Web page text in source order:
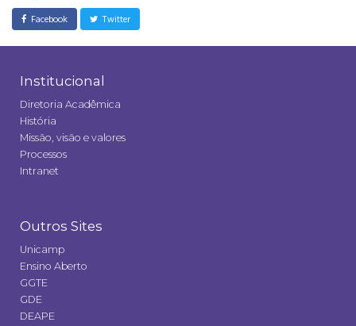
Facebook Twitter
Institucional
Diretoria Acadêmica
História
Missão, visão e valores
Processos
Intranet
Outros Sites
Unicamp
Ensino Aberto
GGTE
GDE
DEAPE